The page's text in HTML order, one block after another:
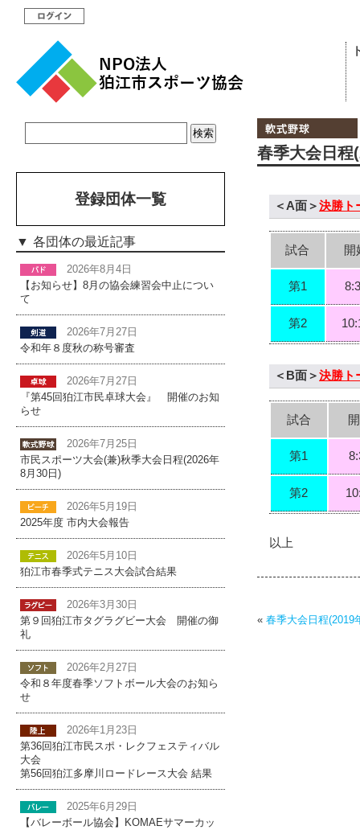
春季大会日程
＜A面＞決勝ト
試合 開
第1
第2
＜B面＞決勝ト
試合
第1
第2
以上
« 春季大会日程(2019
登録団体一覧
各団体の最近記事
2026年8月4日
【お知らせ】8月の協会練習会中止につい
て
2026年7月27日
令和年８度秋の称号審査
2026年7月27日
『第45回狛江市民卓球大会』 開催のお知
らせ
2026年7月25日
市民スポーツ大会(兼)秋季大会日程(2026年
8月30日)
2026年5月19日
2025年度 市内大会報告
2026年5月10日
狛江市春季式テニス大会試合結果
2026年3月30日
第９回狛江市タグラグビー大会 開催の御
礼
2026年2月27日
令和８年度春季ソフトボール大会のお知ら
せ
2026年1月23日
第36回狛江市民スポ・レクフェスティバル
大会
第56回狛江多摩川ロードレース大会 結果
2025年6月29日
【バレーボール協会】KOMAEサマーカッ